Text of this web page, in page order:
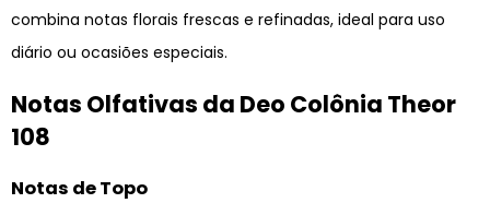
combina notas florais frescas e refinadas, ideal para uso
diário ou ocasiões especiais.
Notas Olfativas da Deo Colônia Theor
108
Notas de Topo